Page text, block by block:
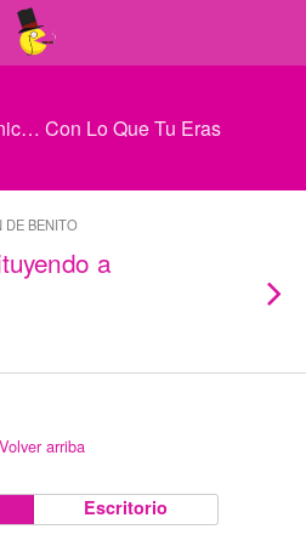
Con Lo Que Tu Eras
DE BENITO
a
Volver arriba
Escritorio